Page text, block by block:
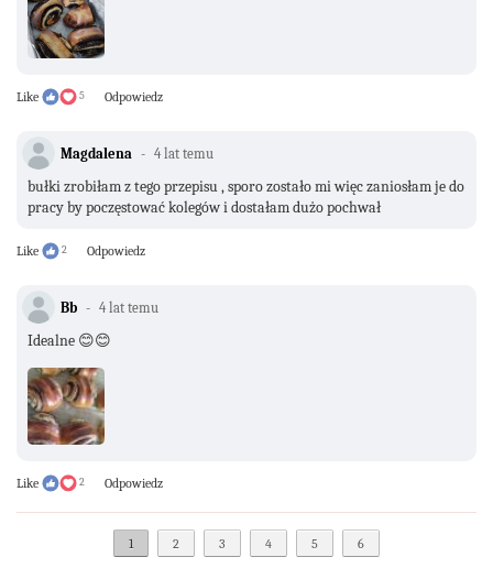
Like 5 Odpowiedz
Magdalena 4 lat temu
bułki zrobiłam z tego przepisu , sporo zostało mi więc zaniosłam je do
pracy by poczęstować kolegów i dostałam dużo pochwał
Like 2 Odpowiedz
Bb 4 lat temu
Idealne 😊😊
Like 2 Odpowiedz
1 2 3 4 5 6